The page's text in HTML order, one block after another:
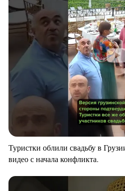
Туристки облили свадьбу в
видео с начала конфликта.